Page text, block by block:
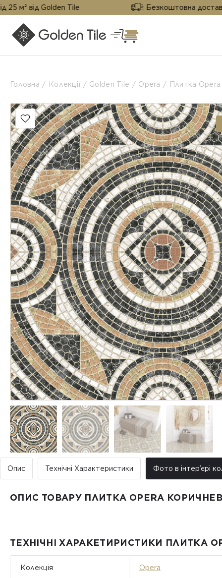
Golden Tile Безкоштовна доставка від 25
Головна Колекції Golden Tile Opera Плитка
Опис Технічні Характеристики Фото в інтер’єрі
ОПИС ТОВАРУ ПЛИТКА OPERA
ТЕХНІЧНІ ХАРАКЕТИРИСТИКИ ПЛИТКА
Колекція Opera